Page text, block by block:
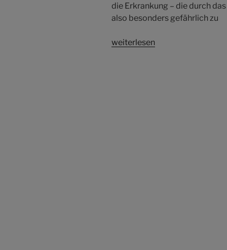
die Erkrankung – die durch
also besonders gefährlich zu
weiterlesen